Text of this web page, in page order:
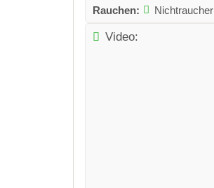
Rauchen: Nichtraucher
Video: